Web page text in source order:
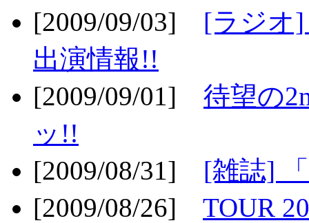
[2009/09/03] [ラジオ]
出演情報!!
[2009/09/01] 待望の
ッ!!
[2009/08/31] [雑誌]
[2009/08/26] TOUR